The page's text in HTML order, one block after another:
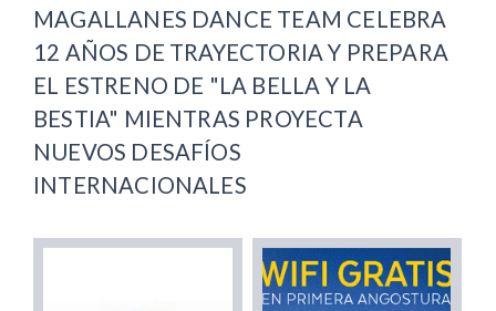
MAGALLANES DANCE TEAM CELEBRA
12 AÑOS DE TRAYECTORIA Y PREPARA
EL ESTRENO DE "LA BELLA Y LA
BESTIA" MIENTRAS PROYECTA
NUEVOS DESAFÍOS
INTERNACIONALES